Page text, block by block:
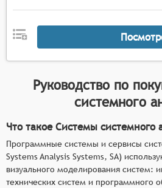
Руководство по
системного
Что такое Системы системного
Программные системы и сервисы
Systems Analysis Systems, SA)
визуального моделирования систем:
технических систем и программного